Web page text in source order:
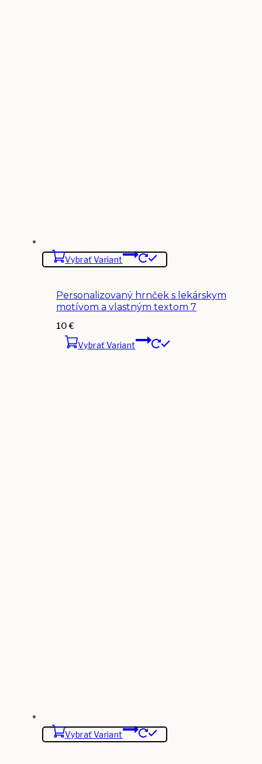
Vybrať Variant
Personalizovaný hrnček s lekárskym
motívom a vlastným textom 7
10€
Vybrať Variant
Vybrať Variant